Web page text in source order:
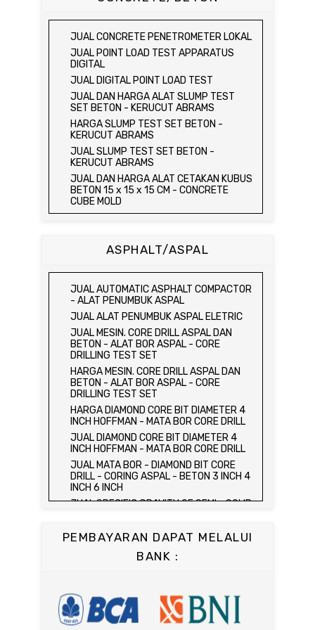
KEPADATAN TANAH
JUAL SPEEDY MOISTURE TESTER / ALAT
UJI KELEMBABAN TANAH
JUAL MOISTURE CONTENT TEST SET
JUAL UNCONFINED COMPRESSION
MACHINE / ALAT UJI KUAT TEKAN BEBAS
JUAL ELECTRIC UNCONFINED
COMPRESSION MACHINE / ALAT UJI KUAT
TEKAN BEBAS
JUAL CONSOLIDATION TEST SET
JUAL DIRECT SHEAR TEST SET / ALAT
UJI GESER LANGSUNG
JUAL TRIAXIAL TEST SET
JUAL AUTOMATIC SOIL COMPACTOR
OF COARSE AGGREGATE TEST SET
DIGITAL BALANCE / MEJA DUNAGAN
JUAL ORGANIC IMPURITIES TEST SET
JUAL SOUNDNESS TEST SET
HYDRAULIC CEMENT MORTAR
JUAL ELECTRIC COMPRESSIVE
STRENGTH OF HYDRAULIC CEMENT
MORTAR
JUAL COMPRESSION MACHINE 250 KN
JUAL CONCRETE PENETROMETER LOKAL
JUAL POINT LOAD TEST APPARATUS
DIGITAL
JUAL DIGITAL POINT LOAD TEST
JUAL DAN HARGA ALAT SLUMP TEST
SET BETON - KERUCUT ABRAMS
HARGA SLUMP TEST SET BETON -
KERUCUT ABRAMS
JUAL SLUMP TEST SET BETON -
KERUCUT ABRAMS
JUAL DAN HARGA ALAT CETAKAN KUBUS
BETON 15 x 15 x 15 CM - CONCRETE
CUBE MOLD
JUAL DAN HARGA CETAKAN KUBUS
HARGA CETAKAN KUBUS BETON 15 x 15 x
JUAL CETAKAN KUBUS BETON 15 x 15 x
15 CM - CONCRETE CUBE MOLD
HARGA ALAT UJI FLEXURAL TEST -
HYDRAULIC CONCRETE BEAM TESTING
MACHINE
JUAL ALAT UJI FLEXURAL TEST -
HYDRAULIC CONCRETE BEAM TESTING
MACHINE
HARGA ALAT UJI KUAT TEKAN LENTUR -
HYDRAULIC CONCRETE BEAM TESTING
MACHINE
JUAL ALAT UJI KUAT TEKAN LENTUR -
HYDRAULIC CONCRETE BEAM TESTING
MACHINE
JUAL COMPRESSION MACHINE 2000 KN -
ALAT UJI KUAT TEKAN BETON - TEST
BETON - PRESS BETON
JUAL SLUMP TEST SET - KERUCUT
JUAL CONCRETE CYLINDER MOLD /
CETAKAN SILINDER BETON 15 x 30 cm
JUAL CONCRETE CUBE MOLD / CETAKAN
JUAL COMPRESSION MACHINE 1500 KN /
ALAT UJI KUAT TEKAN BETON
ASPHALT/ASPAL
JUAL AUTOMATIC ASPHALT COMPACTOR
- ALAT PENUMBUK ASPAL
JUAL ALAT PENUMBUK ASPAL ELETRIC
JUAL MESIN. CORE DRILL ASPAL DAN
BETON - ALAT BOR ASPAL - CORE
DRILLING TEST SET
HARGA MESIN. CORE DRILL ASPAL DAN
BETON - ALAT BOR ASPAL - CORE
DRILLING TEST SET
HARGA DIAMOND CORE BIT DIAMETER 4
INCH HOFFMAN - MATA BOR CORE DRILL
JUAL DIAMOND CORE BIT DIAMETER 4
INCH HOFFMAN - MATA BOR CORE DRILL
JUAL MATA BOR - DIAMOND BIT CORE
DRILL - CORING ASPAL - BETON 3 INCH 4
INCH 6 INCH
JUAL SPECIFIC GRAVITY OF SEMI - SOLID
JUAL DISTILATION OF CUTBACK
ASPHALTS
JUAL WATER CONTENT IN PETROLEUM
JUAL FLASH AND FIRE POINT BY
CLEVELAND OPEN CUP / ALAT UJI TITIK
NYALA API ASPAL
PEMBAYARAN DAPAT MELALUI
BANK :